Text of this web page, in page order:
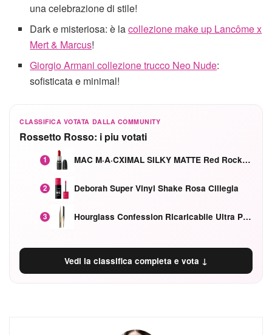
una celebrazione di stile!
Dark e misteriosa: è lacollezione make up Lancôme x
Mert & Marcus!
Giorgio Armani collezione trucco Neo Nude:
sofisticata e minimal!
CLASSIFICA VOTATA DALLA COMMUNITY
Rossetto Rosso: i piu votati
1 MAC M·A·CXIMAL SILKY MATTE Red Rock mat
2 Deborah Super Vinyl Shake Rosa Ciliegia
3 Hourglass Confession Ricaricabile Ultra Preciso Ad Alta Intensità Secretly Classic Red
Vedi la classifica completa e vota ↓